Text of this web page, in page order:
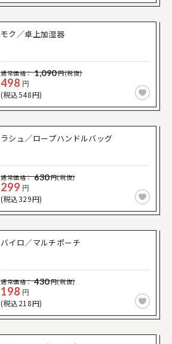
モク／卓上加湿器
通常価格： 1,090円(税抜)
498 円
(税込548円)
ラシュ／ロープハンドルバッグ
通常価格： 630円(税抜)
299 円
(税込329円)
バイロ／マルチポーチ
通常価格： 430円(税抜)
198 円
(税込218円)